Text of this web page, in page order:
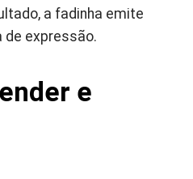
a fadinha emite
de expressão.
e